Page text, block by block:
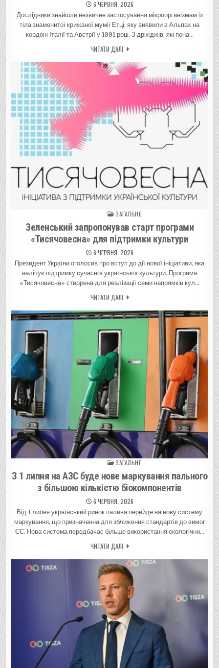
6 ЧЕРВНЯ, 2026
Дослідники знайшли незвичне застосування мікроорганізмам із
тіла знаменитої крижаної мумії Етці, яку виявили в Альпах на
кордоні Італії та Австрії у 1991 році. З дріжджів, які пона…
ЧИТАТИ ДАЛІ
ЗАГАЛЬНЕ
Зеленський запропонував старт програми
«Тисячовесна» для підтримки культури
6 ЧЕРВНЯ, 2026
Президент України оголосив про вступ до дії нової ініціативи, яка
налічує підтримку сучасної української культури. Програма
«Тисячовесна» створена для реалізації семи напрямків кул…
ЧИТАТИ ДАЛІ
ЗАГАЛЬНЕ
З 1 липня на АЗС буде нове маркування пального
з більшою кількістю біокомпонентів
6 ЧЕРВНЯ, 2026
Від 1 липня український ринок палива перейде на нову систему
маркування, що призначенна для зближення стандартів до вимог
ЄС. Нова система передбачає більше використання екологічни…
ЧИТАТИ ДАЛІ